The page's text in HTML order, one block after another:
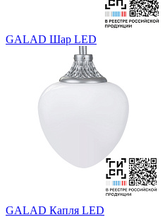
GALAD Шар LED
GALAD Капля LED